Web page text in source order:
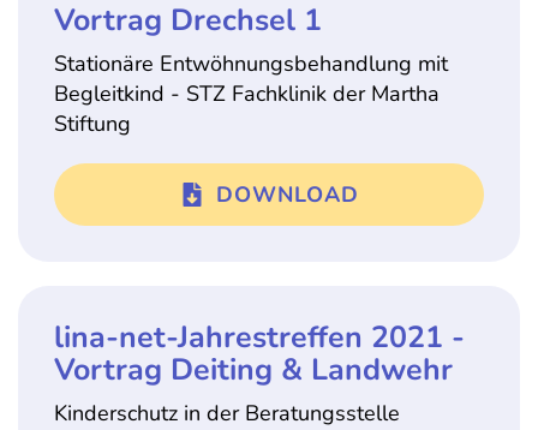
Vortrag Drechsel 1
Stationäre Entwöhnungsbehandlung mit
Begleitkind - STZ Fachklinik der Martha
Stiftung
DOWNLOAD
lina-net-Jahrestreffen 2021 -
Vortrag Deiting & Landwehr
Kinderschutz in der Beratungsstelle